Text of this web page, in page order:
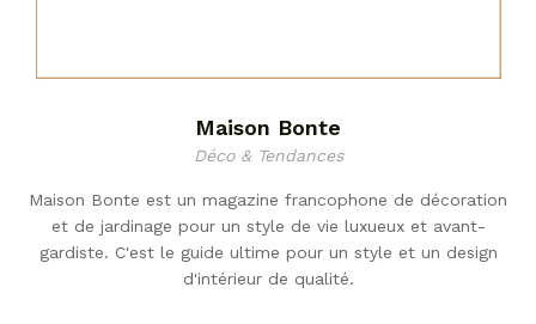
Maison Bonte
Déco & Tendances
Maison Bonte est un magazine francophone de décoration
et de jardinage pour un style de vie luxueux et avant-
gardiste. C'est le guide ultime pour un style et un design
d'intérieur de qualité.